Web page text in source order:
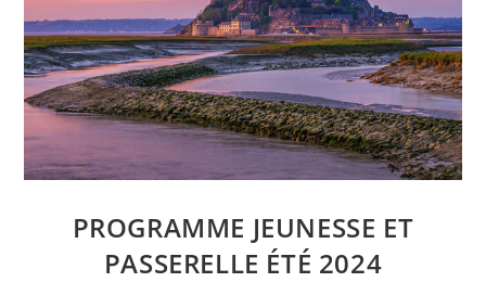
PROGRAMME JEUNESSE ET
PASSERELLE ÉTÉ 2024